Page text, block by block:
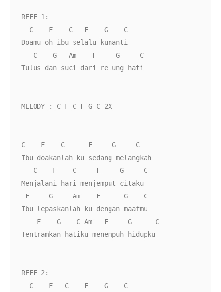
REFF 1:
  C    F    C   F    G    C
Doamu oh ibu selalu kunanti
   C    G   Am    F     G     C
Tulus dan suci dari relung hati
MELODY : C F C F G C 2X
C    F    C      F     G     C
Ibu doakanlah ku sedang melangkah
   C    F    C     F     G     C
Menjalani hari menjemput citaku
F     G     Am    F      G    C
Ibu lepaskanlah ku dengan maafmu
    F    G    C Am   F     G      C
Tentramkan hatiku menempuh hidupku
REFF 2:
  C    F   C    F    G    C